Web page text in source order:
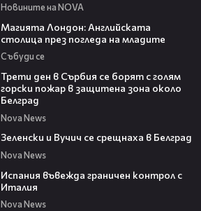
Новините на NOVA
Магията Лондон: Английската
столица през погледа на младите
Събуди се
Трети ден в Сърбия се борят с голям
горски пожар в защитена зона около
Белград
Nova News
Зеленски и Вучич се срещнаха в Белград
Nova News
Испания въвежда граничен контрол с
Италия
Nova News